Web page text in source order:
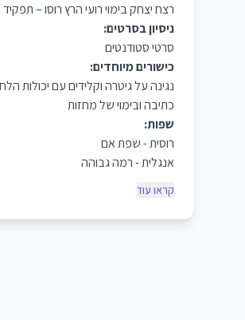
רצח יצחק בימוי רועי הרץ רוסו – תפקיד
ניסיון בסרטים:
סרטי סטודנטים
כישורים מיוחדים:
נגינה על גיטרה וקלידים עם יכולות
כתיבה ובימוי של מחזות
שפות:
רוסית - שפת אם
אנגלית - רמה גבוהה
קראו עוד